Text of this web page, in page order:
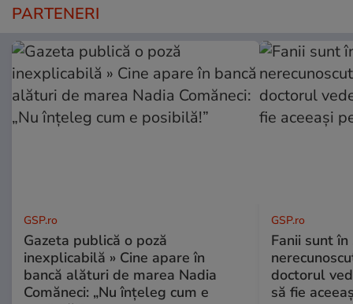
PARTENERI
GSP.ro
Gazeta publică o poză
inexplicabilă » Cine apare în
bancă alături de marea Nadia
Comăneci: „Nu înțeleg cum e
GSP.ro
Fanii sunt în
doctorul
să fie